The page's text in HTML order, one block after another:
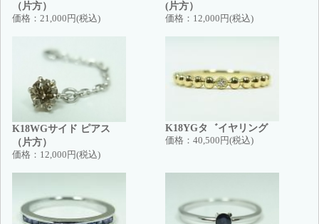
（片方）
価格： 21,000円(税込)
(片方）
価格： 12,000円(税込)
K18WGサイド ピアス
（片方）
価格： 12,000円(税込)
K18YGタ゛イヤリング
価格： 40,500円(税込)